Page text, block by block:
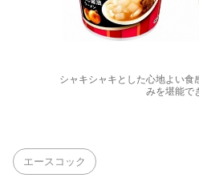
シャキシャキとした心地よい食
みを堪能で
エースコック